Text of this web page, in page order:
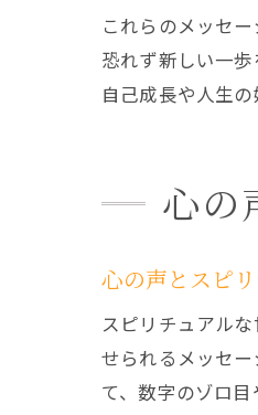
これらのメッセ
恐れず新しい一
自己成長や人生の
心の
心の声とスピ
スピリチュアル
せられるメッセ
て、数字のゾロ